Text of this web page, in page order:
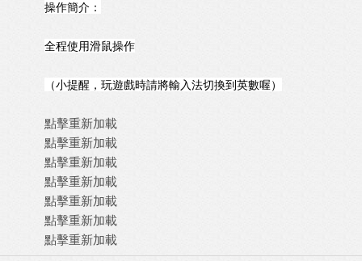
操作簡介：
全程使用滑鼠操作
（小提醒，玩遊戲時請將輸入法切換到英數喔）
點擊重新加載
點擊重新加載
點擊重新加載
點擊重新加載
點擊重新加載
點擊重新加載
點擊重新加載